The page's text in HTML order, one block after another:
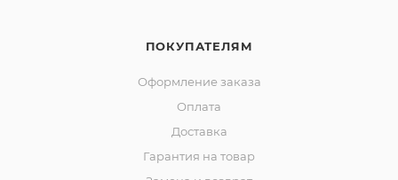
ПОКУПАТЕЛЯМ
Оформление заказа
Оплата
Доставка
Гарантия на товар